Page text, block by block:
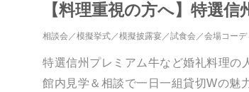
【料理重視の方へ】特選
相談会 模擬挙式 模擬披露宴 試食会 会場コーデ
特選信州プレミアム牛など婚礼料理の
館内見学＆相談で一日一組貸切Wの魅